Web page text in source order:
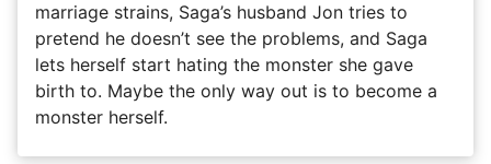
marriage strains, Saga’s husband Jon tries to
pretend he doesn’t see the problems, and Saga
lets herself start hating the monster she gave
birth to. Maybe the only way out is to become a
monster herself.